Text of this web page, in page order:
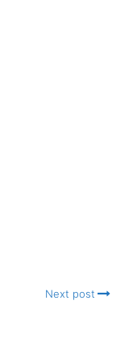
Next post